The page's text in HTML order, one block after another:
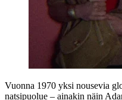
Vuonna 1970 yksi nousevia
natsipuolue – ainakin näin